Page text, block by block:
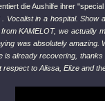
die Aushilfe ihrer
. Vocalist in a hospital.
KAMELOT, we actually
was absolutely amazing.
is already recovering,
respect to Alissa, Elize and